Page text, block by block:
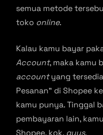
semua metode
toko online.
Kalau kamu bayar
Account, maka kamu
accountyang
Pesanan” di Shopee
kamu punya. Tinggal
pembayaran lain,
Shopee, kok, guys.